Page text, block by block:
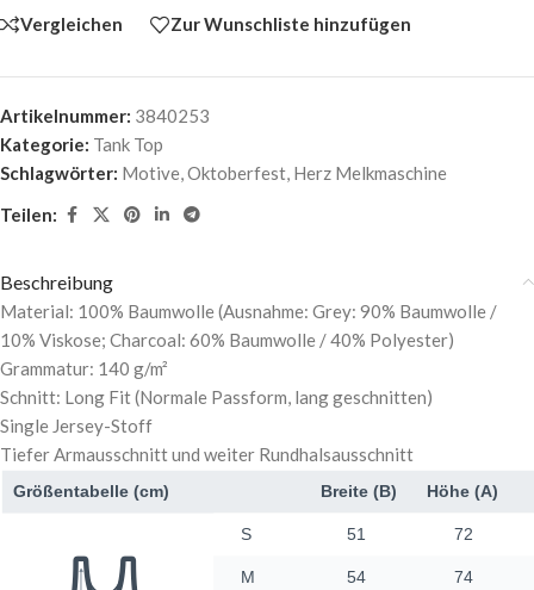
Vergleichen Zur Wunschliste hinzufügen
Artikelnummer: 3840253
Kategorie: Tank Top
Schlagwörter: Motive,Oktoberfest, Herz Melkmaschine
Teilen:
Beschreibung
Material: 100% Baumwolle (Ausnahme: Grey: 90% Baumwolle /
10% Viskose; Charcoal: 60% Baumwolle / 40% Polyester)
Grammatur: 140 g/m²
Schnitt: Long Fit (Normale Passform, lang geschnitten)
Single Jersey-Stoff
Tiefer Armausschnitt und weiter Rundhalsausschnitt